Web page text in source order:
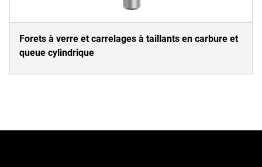
Forets à verre et carrelages à taillants en carbure et
queue cylindrique